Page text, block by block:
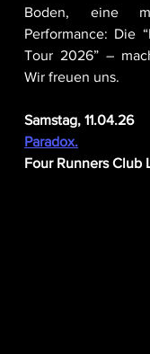
Boden, eine
Performance: Die
Tour 2026” –
Wir freuen uns.
Samstag, 11.04.26
Paradox.
Four Runners Club